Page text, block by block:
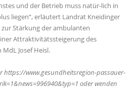
und der Betrieb muss natür-lich in
liegen“, erläutert Landrat Kneidinger
Stärkung der ambulanten
Attraktivitätssteigerung des
Josef Heisl.
https://www.gesundheitsregion-passauer-
oder wenden